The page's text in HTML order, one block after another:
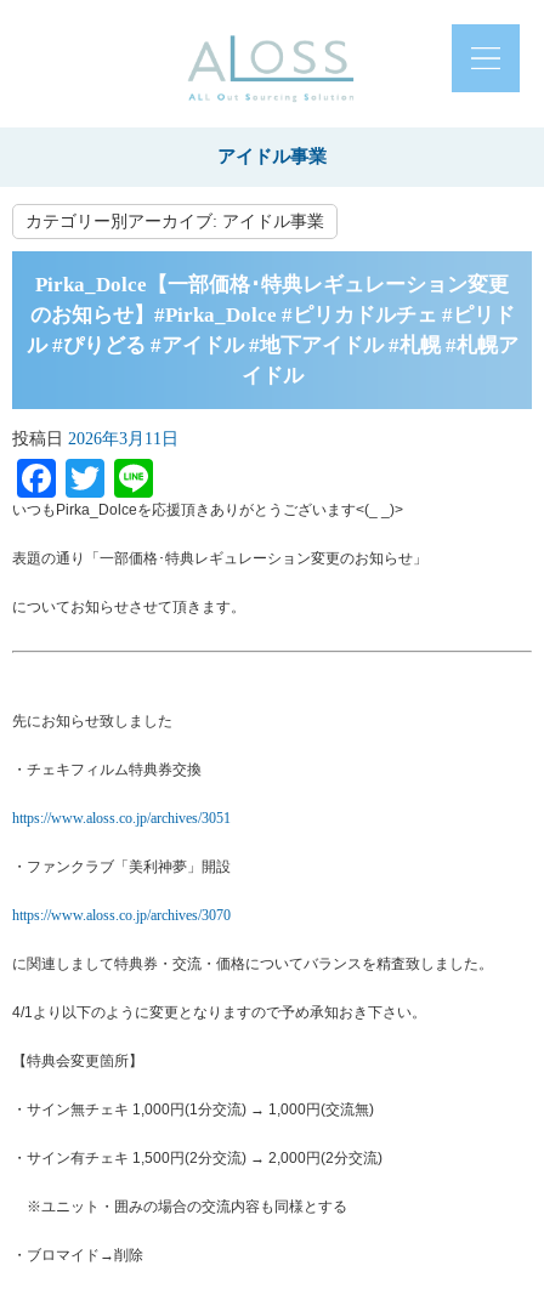
アイドル事業
カテゴリー別アーカイブ: アイドル事業
Pirka_Dolce【一部価格･特典レギュレーション変更
のお知らせ】#Pirka_Dolce #ピリカドルチェ #ピリド
ル #ぴりどる #アイドル #地下アイドル #札幌 #札幌ア
イドル
投稿日 2026年3月11日
Facebook
Twitter
いつもPirka_Dolceを応援頂きありがとうございます<(_ _)>
表題の通り「一部価格･特典レギュレーション変更のお知らせ」
についてお知らせさせて頂きます。
先にお知らせ致しました
・チェキフィルム特典券交換
https://www.aloss.co.jp/archives/3051
・ファンクラブ「美利神夢」開設
https://www.aloss.co.jp/archives/3070
に関連しまして特典券・交流・価格についてバランスを精査致しました。
4/1より以下のように変更となりますので予め承知おき下さい。
【特典会変更箇所】
・サイン無チェキ 1,000円(1分交流) → 1,000円(交流無)
・サイン有チェキ 1,500円(2分交流) → 2,000円(2分交流)
※ユニット・囲みの場合の交流内容も同様とする
・ブロマイド→削除